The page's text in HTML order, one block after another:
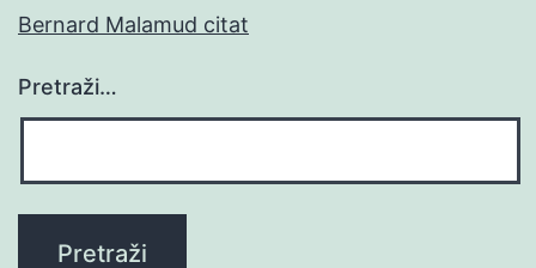
Bernard Malamud citat
Pretraži…